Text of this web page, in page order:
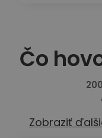
Čo
Zobraziť